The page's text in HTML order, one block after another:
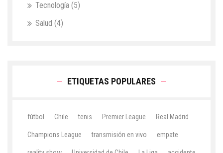
Tecnología (5)
Salud (4)
ETIQUETAS POPULARES
fútbol Chile tenis Premier League Real Madrid
Champions League transmisión en vivo empate